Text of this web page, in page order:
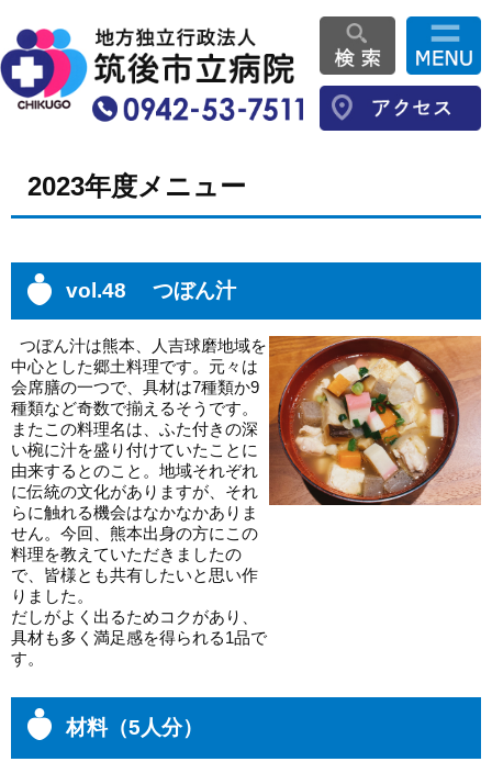
2023年度メニュー
vol.48 つぼん汁
つぼん汁は熊本、人吉球磨地域を
中心とした郷土料理です。元々は
会席膳の一つで、具材は7種類か9
種類など奇数で揃えるそうです。
またこの料理名は、ふた付きの深
い椀に汁を盛り付けていたことに
由来するとのこと。地域それぞれ
に伝統の文化がありますが、それ
らに触れる機会はなかなかありま
せん。今回、熊本出身の方にこの
料理を教えていただきましたの
で、皆様とも共有したいと思い作
りました。
だしがよく出るためコクがあり、
具材も多く満足感を得られる1品で
す。
材料（5人分）